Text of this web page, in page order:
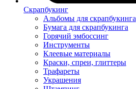
Скрапбукинг
Альбомы для скрапбукинга
Бумага для скрапбукинга
Горячий эмбоссинг
Инструменты
Клеевые материалы
Краски, спреи, глиттеры
Трафареты
Украшения